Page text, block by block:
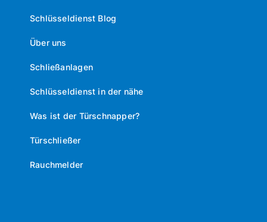
Schlüsseldienst Blog
Über uns
Schließanlagen
Schlüsseldienst in der nähe
Was ist der Türschnapper?
Türschließer
Rauchmelder